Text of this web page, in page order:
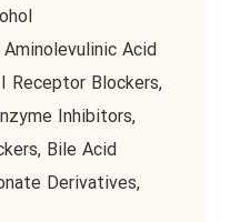
Acid
Receptor Blockers,
Inhibitors,
Bile Acid
Derivatives,